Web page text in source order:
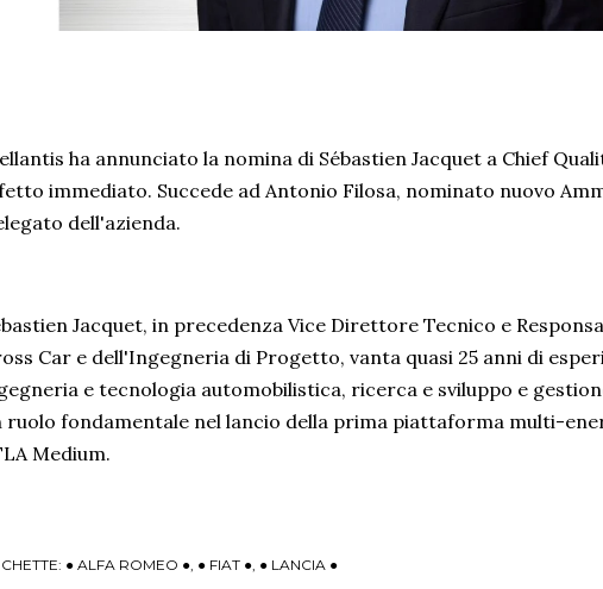
ha annunciato la nomina di Sébastien Jacquet a Chief
immediato. Succede ad Antonio Filosa, nominato nuovo
dell'azienda.
Jacquet, in precedenza Vice Direttore Tecnico e
Car e dell'Ingegneria di Progetto, vanta quasi 25 anni di
e tecnologia automobilistica, ricerca e sviluppo e
ruolo fondamentale nel lancio della prima piattaforma multi-
Medium.
● ALFA ROMEO ● ● FIAT ● ● LANCIA ●